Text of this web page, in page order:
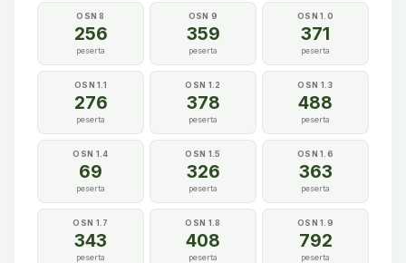
OSN 8
256
peserta
OSN 9
359
peserta
OSN 1.0
371
peserta
OSN 1.1
276
peserta
OSN 1.2
378
peserta
OSN 1.3
488
peserta
OSN 1.4
69
peserta
OSN 1.5
326
peserta
OSN 1.6
363
peserta
OSN 1.7
343
peserta
OSN 1.8
408
peserta
OSN 1.9
792
peserta